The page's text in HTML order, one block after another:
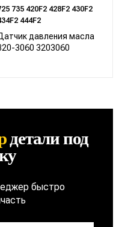
735 420F2 428F2 430F2
444F2
давления масла
3060 3203060
деталипод
быстро